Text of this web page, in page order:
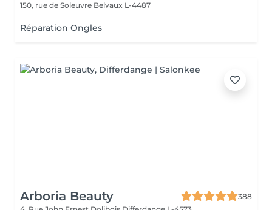
150, rue de Soleuvre Belvaux L-4487
Réparation Ongles
Arboria Beauty
388